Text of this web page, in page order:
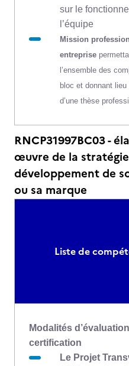
sur le
l’équipe
Mission
entreprise
l’ensemble des
bloc et donnant
d’une thèse
RNCP31997BC03 -
œuvre de la
développement de
ou sa marque
Liste de
Modalités
certification
Le Projet